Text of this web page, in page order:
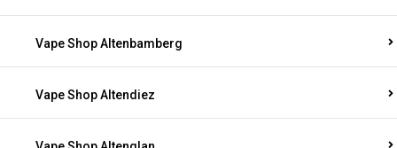
Vape Shop Altenbamberg
Vape Shop Altendiez